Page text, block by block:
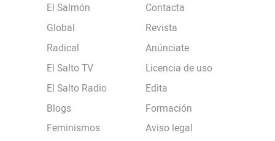
El Salmón
Global
Radical
El Salto TV
El Salto Radio
Blogs
Feminismos
Contacta
Revista
Anúnciate
Licencia de uso
Edita
Formación
Aviso legal